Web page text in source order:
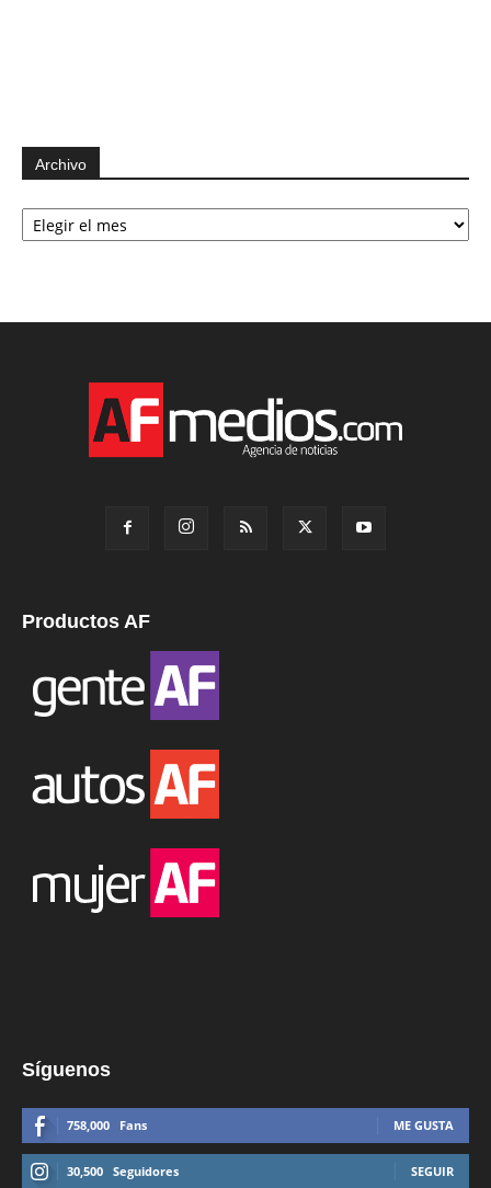
Archivo
Archivo
Productos AF
Síguenos
758,000 Fans ME GUSTA
30,500 Seguidores SEGUIR